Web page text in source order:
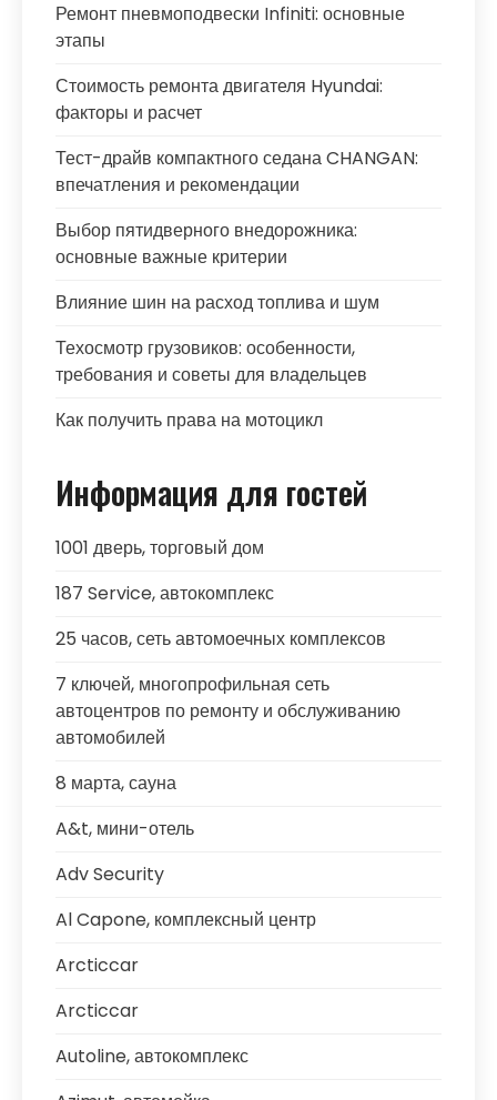
Ремонт пневмоподвески Infiniti: основные
этапы
Стоимость ремонта двигателя Hyundai:
факторы и расчет
Тест-драйв компактного седана CHANGAN:
впечатления и рекомендации
Выбор пятидверного внедорожника:
основные важные критерии
Влияние шин на расход топлива и шум
Техосмотр грузовиков: особенности,
требования и советы для владельцев
Как получить права на мотоцикл
Информация для гостей
1001 дверь, торговый дом
187 Service, автокомплекс
25 часов, сеть автомоечных комплексов
7 ключей, многопрофильная сеть
автоцентров по ремонту и обслуживанию
автомобилей
8 марта, сауна
A&t, мини-отель
Adv Security
Al Capone, комплексный центр
Arcticcar
Arcticcar
Autoline, автокомплекс